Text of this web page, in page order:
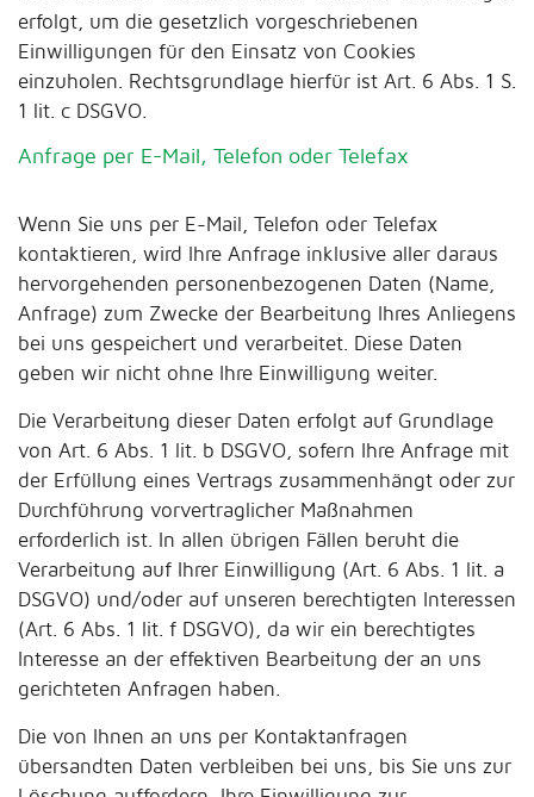
erfolgt, um die gesetzlich vorgeschriebenen
Einwilligungen für den Einsatz von Cookies
einzuholen. Rechtsgrundlage hierfür ist Art. 6 Abs. 1 S.
1 lit. c DSGVO.
Anfrage per E-Mail, Telefon oder Telefax
Wenn Sie uns per E-Mail, Telefon oder Telefax
kontaktieren, wird Ihre Anfrage inklusive aller daraus
hervorgehenden personenbezogenen Daten (Name,
Anfrage) zum Zwecke der Bearbeitung Ihres Anliegens
bei uns gespeichert und verarbeitet. Diese Daten
geben wir nicht ohne Ihre Einwilligung weiter.
Die Verarbeitung dieser Daten erfolgt auf Grundlage
von Art. 6 Abs. 1 lit. b DSGVO, sofern Ihre Anfrage mit
der Erfüllung eines Vertrags zusammenhängt oder zur
Durchführung vorvertraglicher Maßnahmen
erforderlich ist. In allen übrigen Fällen beruht die
Verarbeitung auf Ihrer Einwilligung (Art. 6 Abs. 1 lit. a
DSGVO) und/oder auf unseren berechtigten Interessen
(Art. 6 Abs. 1 lit. f DSGVO), da wir ein berechtigtes
Interesse an der effektiven Bearbeitung der an uns
gerichteten Anfragen haben.
Die von Ihnen an uns per Kontaktanfragen
übersandten Daten verbleiben bei uns, bis Sie uns zur